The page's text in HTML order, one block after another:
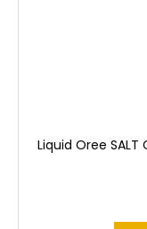
Liquid Oree